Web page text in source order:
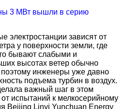
3 МВт вышли в серию
электростанции зависят от
у поверхности земли, где
бывают слабыми и
высотах ветер обычно
поэтому инженеры уже давно
подъема турбин в воздух.
важный шаг в этом
испытаний к мелкосерийному
Beijing Linyi Yunchuan Energy